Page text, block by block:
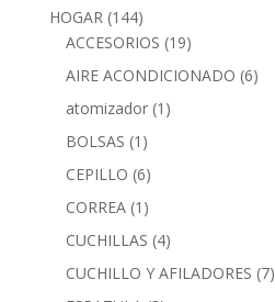
HOGAR (144)
ACCESORIOS (19)
AIRE ACONDICIONADO (6)
atomizador (1)
BOLSAS (1)
CEPILLO (6)
CORREA (1)
CUCHILLAS (4)
CUCHILLO Y AFILADORES (7)